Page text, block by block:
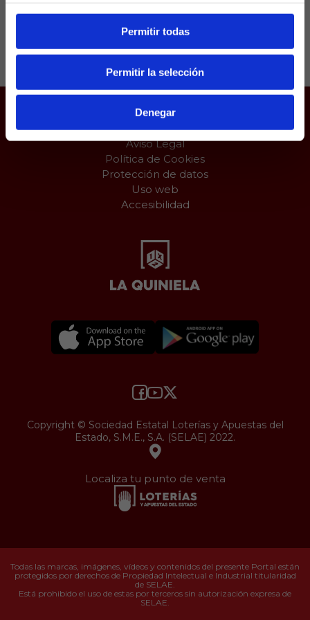
Permitir todas
Permitir la selección
Denegar
Juego responsable
Aviso Legal
Política de Cookies
Protección de datos
Uso web
Accesibilidad
Copyright © Sociedad Estatal Loterías y Apuestas del
Estado, S.M.E., S.A. (SELAE) 2022.
Localiza tu punto de venta
Todas las marcas, imágenes, vídeos y contenidos del presente Portal están
protegidos por derechos de Propiedad Intelectual e Industrial titularidad
de SELAE.
Está prohibido el uso de estas por terceros sin autorización expresa de
SELAE.